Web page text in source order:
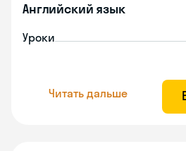
Английский язык
Уроки
Читать дальше